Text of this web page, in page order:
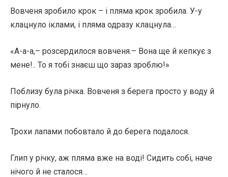
Вовченя зробило крок – і пляма крок зробила. У-у
клацнуло іклами, і пляма одразу клацнула…
«А-а-а,– розсердилося вовченя.– Вона ще й кепкує з
мене!.. То я тобі знаєш що зараз зроблю!»
Поблизу була річка. Вовченя з берега просто у воду й
пірнуло.
Трохи лапами побовтало й до берега подалося.
Глип у річку, аж пляма вже на воді! Сидить собі, наче
нічого й не сталося…